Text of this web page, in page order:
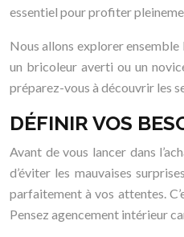
essentiel pour profiter
Nous allons explorer
un bricoleur averti ou un
préparez-vous à découvrir les
DÉFINIR VOS
Avant de vous lancer dans
d’éviter les mauvaises
parfaitement à vos attentes.
Pensez agencement intérieur